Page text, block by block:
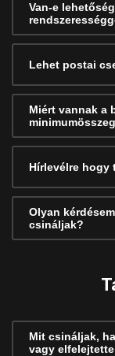
Van-e
Lehet postai
Miért vannak a
Hírlevélre hogy
Olyan
csináljak?
Mit csináljak,
vagy